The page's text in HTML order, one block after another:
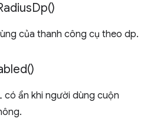
Dp()
của thanh công cụ theo dp.
)
có ẩn khi người dùng cuộn